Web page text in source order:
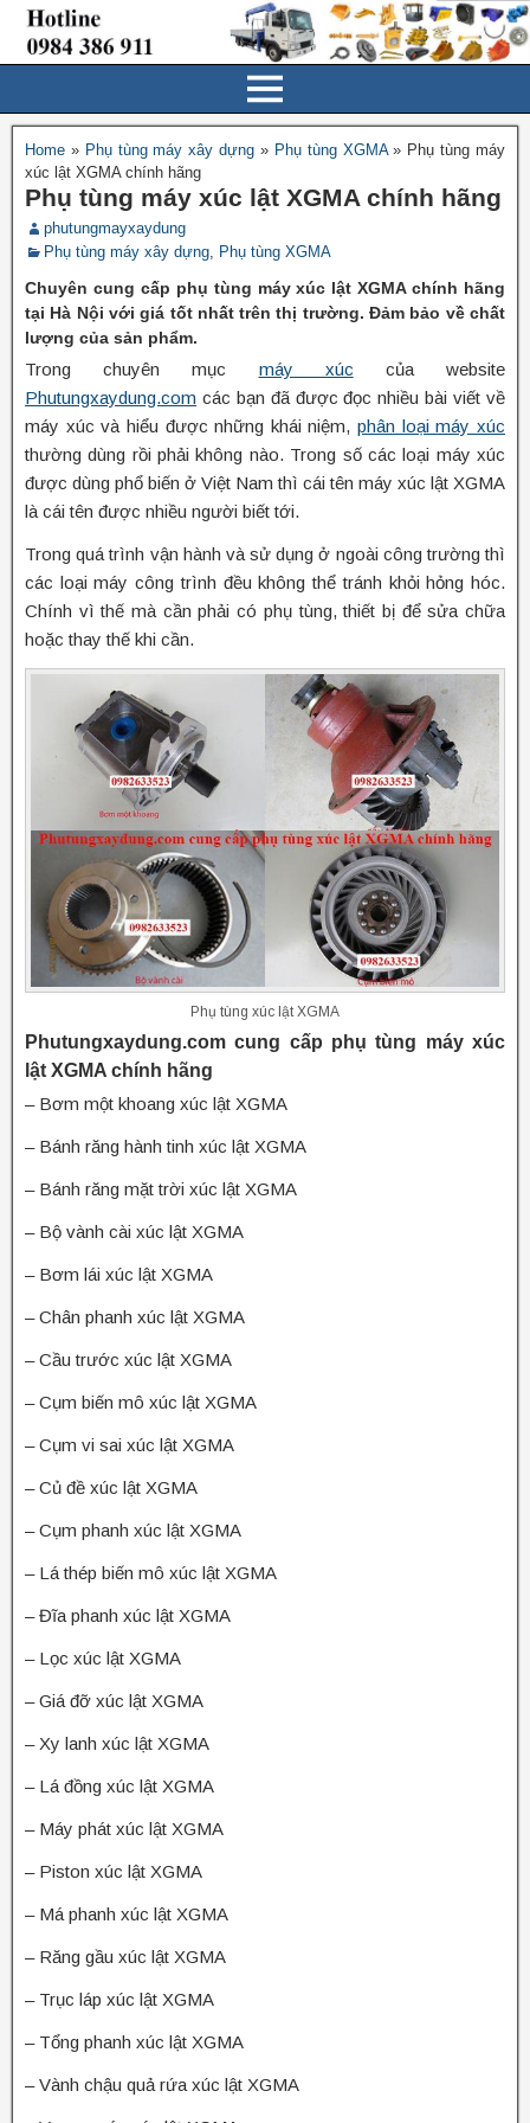
Home » Phụ tùng máy xây dựng » Phụ tùng XGMA» Phụ tùng máy
xúc lật XGMA chính hãng
Phụ tùng máy xúc lật XGMA chính hãng
phutungmayxaydung
Phụ tùng máy xây dựng
Phụ tùng XGMA
Chuyên cung cấp phụ tùng máy xúc lật XGMA chính hãng
tại Hà Nội với giá tốt nhất trên thị trường. Đảm bảo về chất
lượng của sản phẩm.
Trong chuyên mục máy xúc của website
Phutungxaydung.com các bạn đã được đọc nhiều bài viết về
máy xúc và hiểu được những khái niệm,phân loại máy xúc
thường dùng rồi phải không nào. Trong số các loại máy xúc
được dùng phổ biến ở Việt Nam thì cái tên máy xúc lật XGMA
là cái tên được nhiều người biết tới.
Trong quá trình vận hành và sử dụng ở ngoài công trường thì
các loại máy công trình đều không thể tránh khỏi hỏng hóc.
Chính vì thế mà cần phải có phụ tùng, thiết bị để sửa chữa
hoặc thay thế khi cần.
Phụ tùng xúc lật XGMA
Phutungxaydung.com cung cấp phụ tùng máy xúc
lật XGMA chính hãng
– Bơm một khoang xúc lật XGMA
– Bánh răng hành tinh xúc lật XGMA
– Bánh răng mặt trời xúc lật XGMA
– Bộ vành cài xúc lật XGMA
– Bơm lái xúc lật XGMA
– Chân phanh xúc lật XGMA
– Cầu trước xúc lật XGMA
– Cụm biến mô xúc lật XGMA
– Cụm vi sai xúc lật XGMA
– Củ đề xúc lật XGMA
– Cụm phanh xúc lật XGMA
– Lá thép biến mô xúc lật XGMA
– Đĩa phanh xúc lật XGMA
– Lọc xúc lật XGMA
– Giá đỡ xúc lật XGMA
– Xy lanh xúc lật XGMA
– Lá đồng xúc lật XGMA
– Máy phát xúc lật XGMA
– Piston xúc lật XGMA
– Má phanh xúc lật XGMA
– Răng gầu xúc lật XGMA
– Trục láp xúc lật XGMA
– Tổng phanh xúc lật XGMA
– Vành chậu quả rứa xúc lật XGMA